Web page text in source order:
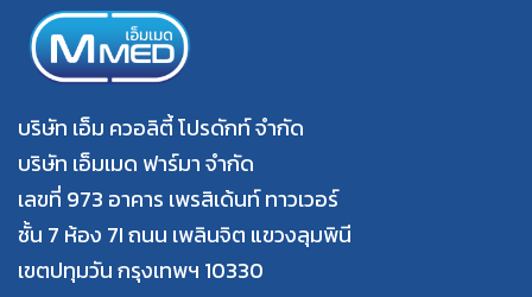
บริษัท เอ็ม ควอลิตี้ โปรดักท์ จำกัด
บริษัท เอ็มเมด ฟาร์มา จำกัด
เลขที่ 973 อาคาร เพรสิเด้นท์ ทาวเวอร์
ชั้น 7 ห้อง 7I ถนน เพลินจิต แขวงลุมพินี
เขตปทุมวัน กรุงเทพฯ 10330